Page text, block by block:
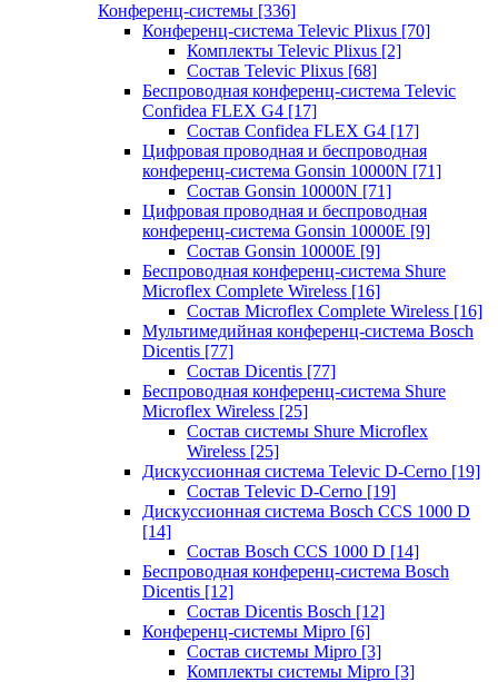
Конференц-системы [336]
Конференц-система Televic Plixus [70]
Комплекты Televic Plixus [2]
Состав Televic Plixus [68]
Беспроводная конференц-система Televic
Confidea FLEX G4 [17]
Состав Confidea FLEX G4 [17]
Цифровая проводная и беспроводная
конференц-система Gonsin 10000N [71]
Состав Gonsin 10000N [71]
Цифровая проводная и беспроводная
конференц-система Gonsin 10000E [9]
Состав Gonsin 10000E [9]
Беспроводная конференц-система Shure
Microflex Complete Wireless [16]
Состав Microflex Complete Wireless [16]
Мультимедийная конференц-система Bosch
Dicentis [77]
Состав Dicentis [77]
Беспроводная конференц-система Shure
Microflex Wireless [25]
Состав системы Shure Microflex
Wireless [25]
Дискуссионная система Televic D-Cerno [19]
Состав Televic D-Cerno [19]
Дискуссионная система Bosch CCS 1000 D
[14]
Состав Bosch CCS 1000 D [14]
Беспроводная конференц-система Bosch
Dicentis [12]
Состав Dicentis Bosch [12]
Конференц-системы Mipro [6]
Состав системы Mipro [3]
Комплекты системы Mipro [3]